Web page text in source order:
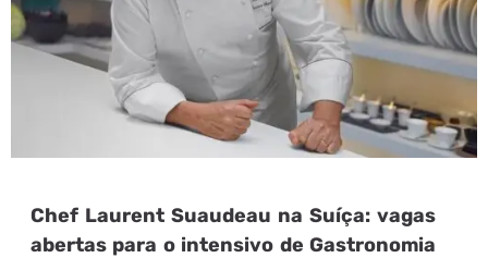
Chef Laurent Suaudeau na Suíça: vagas
abertas para o intensivo de Gastronomia